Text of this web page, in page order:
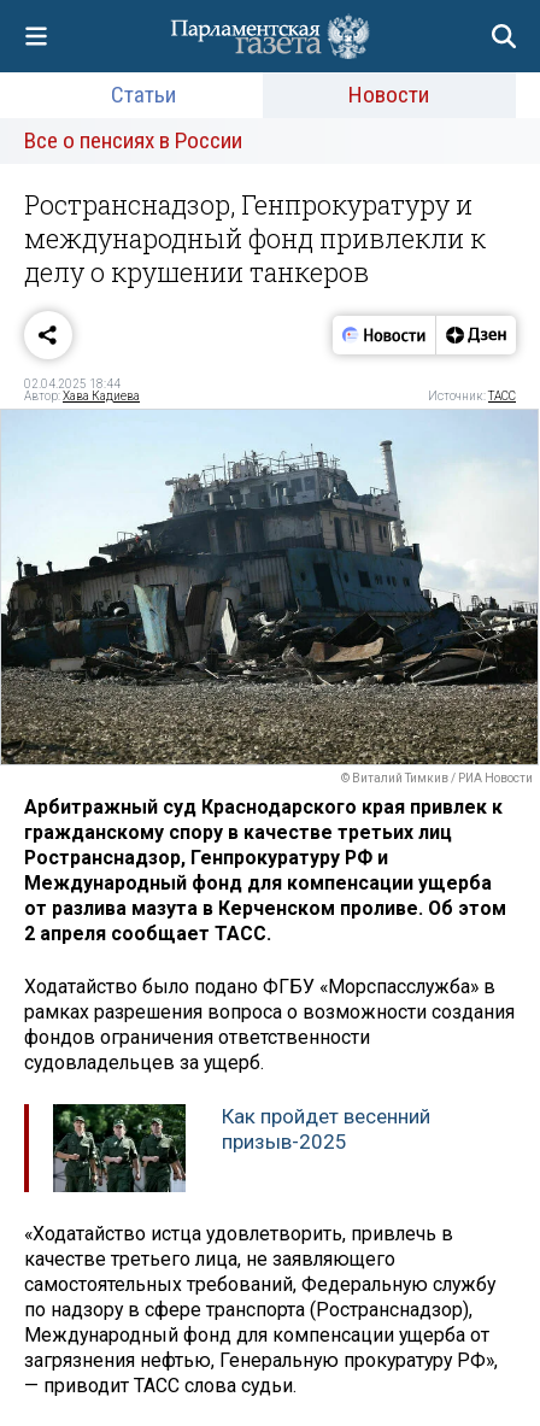
Статьи
Новости
Все о пенсиях в России
Ространснадзор, Генпрокуратуру и
международный фонд привлекли к
делу о крушении танкеров
02.04.2025 18:44
Автор:Хава Кадиева Источник:ТАСС
© Виталий Тимкив / РИА Новости
Арбитражный суд Краснодарского края привлек к
гражданскому спору в качестве третьих лиц
Ространснадзор, Генпрокуратуру РФ и
Международный фонд для компенсации ущерба
от разлива мазута в Керченском проливе. Об этом
2 апреля сообщает ТАСС.
Ходатайство было подано ФГБУ «Морспасслужба» в
рамках разрешения вопроса о возможности создания
фондов ограничения ответственности
судовладельцев за ущерб.
Как пройдет весенний
призыв-2025
«Ходатайство истца удовлетворить, привлечь в
качестве третьего лица, не заявляющего
самостоятельных требований, Федеральную службу
по надзору в сфере транспорта (Ространснадзор),
Международный фонд для компенсации ущерба от
загрязнения нефтью, Генеральную прокуратуру РФ»,
— приводит ТАСС слова судьи.